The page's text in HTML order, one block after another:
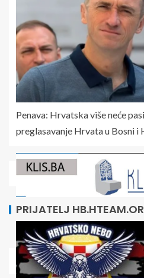
Penava: Hrvatska više neće
preglasavanje Hrvata u Bosni i
PRIJATELJ